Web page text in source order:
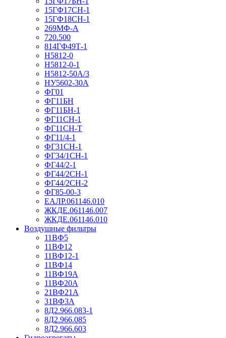
15ГФ17СН-1
15ГФ18СН-1
269МФ-А
720.500
814ГФ49Т-1
Н5812-0
Н5812-0-1
Н5812-50А/3
НУ5602-30А
ФГ01
ФГ11БН
ФГ11БН-1
ФГ11СН-1
ФГ11СН-Т
ФГ11/4-1
ФГ31СН-1
ФГ34/1СН-1
ФГ44/2-1
ФГ44/2СН-1
ФГ44/2СН-2
ФГ85-00-3
ЕАЛР.061146.010
ЖКДЕ.061146.007
ЖКДЕ.061146.010
Воздушные фильтры
11ВФ5
11ВФ12
11ВФ12-1
11ВФ14
11ВФ19А
11ВФ20А
21ВФ21А
31ВФ3А
8Д2.966.083-1
8Д2.966.085
8Д2.966.603